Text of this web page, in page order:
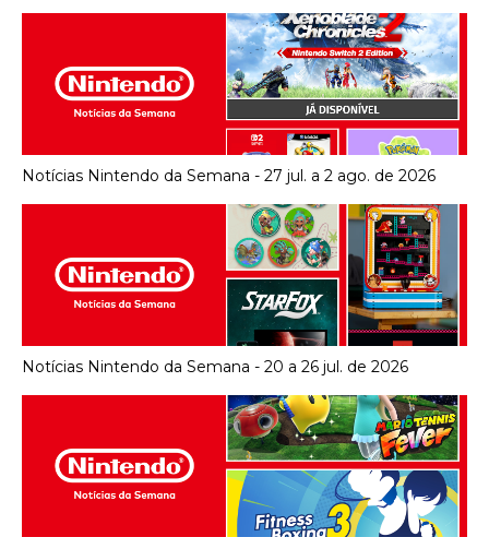
Notícias Nintendo da Semana - 27 jul. a 2 ago. de 2026
Notícias Nintendo da Semana - 20 a 26 jul. de 2026